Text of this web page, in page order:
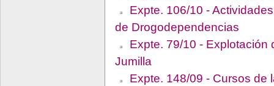
Expte. 106/10 -
de Drogodependencias
Expte. 79/10 - Explotación
Jumilla
Expte. 148/09 - Cursos de